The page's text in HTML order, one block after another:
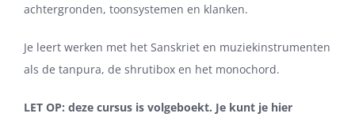
achtergronden, toonsystemen en klanken.
Je leert werken met het Sanskriet en muziekinstrumenten
als de tanpura, de shrutibox en het monochord.
LET OP: deze cursus is volgeboekt. Je kunt je hier